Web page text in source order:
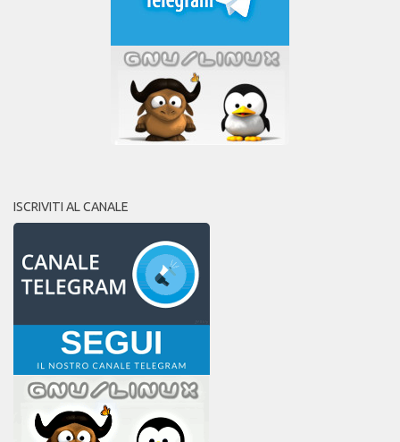
ISCRIVITI AL CANALE